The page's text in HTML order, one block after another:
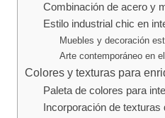
Combinación de acero y
Estilo industrial chic en
Muebles y decoración
Arte contemporáneo en
Colores y texturas para
Paleta de colores para
Incorporación de texturas